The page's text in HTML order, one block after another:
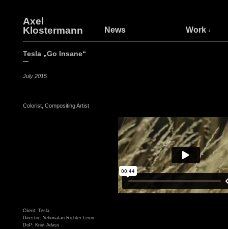
Axel
Klostermann
News Work
Tesla „Go Insane“
—
July 2015
Colorist, Compositing Artist
Client: Tesla
Director: Yehonatan Richter-Levin
DoP: Knut Adass